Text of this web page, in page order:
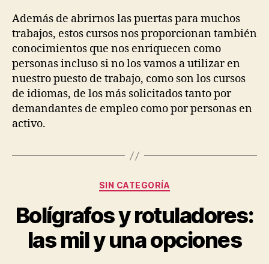
Además de abrirnos las puertas para muchos
trabajos, estos cursos nos proporcionan también
conocimientos que nos enriquecen como
personas incluso si no los vamos a utilizar en
nuestro puesto de trabajo, como son los cursos
de idiomas, de los más solicitados tanto por
demandantes de empleo como por personas en
activo.
Categorías
SIN CATEGORÍA
Bolígrafos y rotuladores:
las mil y una opciones